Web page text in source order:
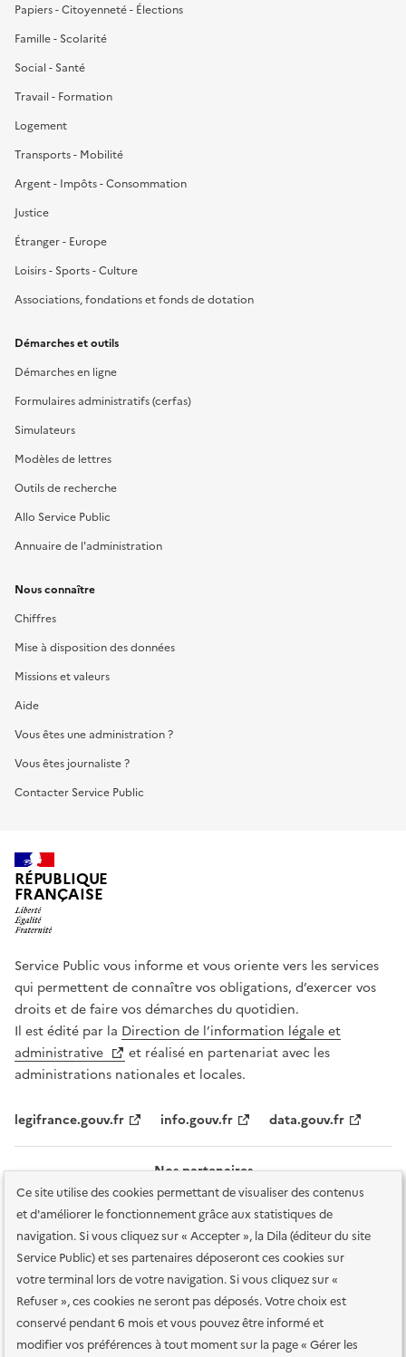
Ce site utilise des cookies permettant de visualiser des contenus
et d'améliorer le fonctionnement grâce aux statistiques de
navigation. Si vous cliquez sur « Accepter », la Dila (éditeur du site
Service Public) et ses partenaires déposeront ces cookies sur
votre terminal lors de votre navigation. Si vous cliquez sur «
Refuser », ces cookies ne seront pas déposés. Votre choix est
conservé pendant 6 mois et vous pouvez être informé et
modifier vos préférences à tout moment sur la page « Gérer les
Papiers - Citoyenneté - Élections
Famille - Scolarité
Social - Santé
Travail - Formation
Logement
Transports - Mobilité
Argent - Impôts - Consommation
Justice
Étranger - Europe
Loisirs - Sports - Culture
Associations, fondations et fonds de dotation
Démarches et outils
Démarches en ligne
Formulaires administratifs (cerfas)
Simulateurs
Modèles de lettres
Outils de recherche
Allo Service Public
Annuaire de l'administration
Nous connaître
Chiffres
Mise à disposition des données
Missions et valeurs
Aide
Vous êtes une administration ?
Vous êtes journaliste ?
Contacter Service Public
RÉPUBLIQUE
FRANÇAISE
Service Public vous informe et vous oriente vers les services
qui permettent de connaître vos obligations, d’exercer vos
droits et de faire vos démarches du quotidien.
Il est édité par la Direction de l’information légale et
administrative
et réalisé en partenariat avec les
administrations nationales et locales.
legifrance.gouv.fr info.gouv.fr data.gouv.fr
Nos partenaires
Plan du site Accessibilité : totalement conforme
Accessibilité des
services en ligne Mentions légales Données personnelles et sécurité
Conditions générales d'utilisation Gestion des cookies